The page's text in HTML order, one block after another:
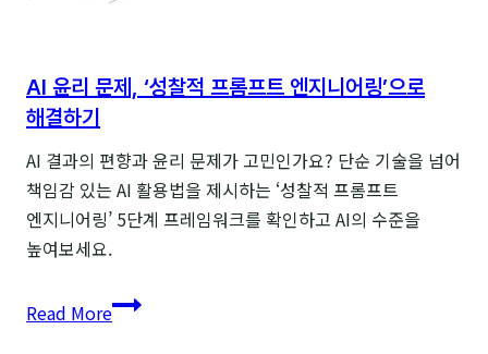
AI 윤리 문제, ‘성찰적 프롬프트 엔지니어링’으로
해결하기
AI 결과의 편향과 윤리 문제가 고민인가요? 단순 기술을 넘어
책임감 있는 AI 활용법을 제시하는 ‘성찰적 프롬프트
엔지니어링’ 5단계 프레임워크를 확인하고 AI의 수준을
높여보세요.
Read MoreAI